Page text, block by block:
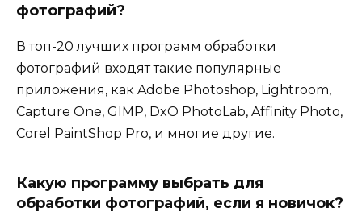
фотографий?
В топ-20 лучших программ обработки
фотографий входят такие популярные
приложения, как Adobe Photoshop, Lightroom,
Capture One, GIMP, DxO PhotoLab, Affinity Photo,
Corel PaintShop Pro, и многие другие.
Какую программу выбрать для
обработки фотографий, если я новичок?